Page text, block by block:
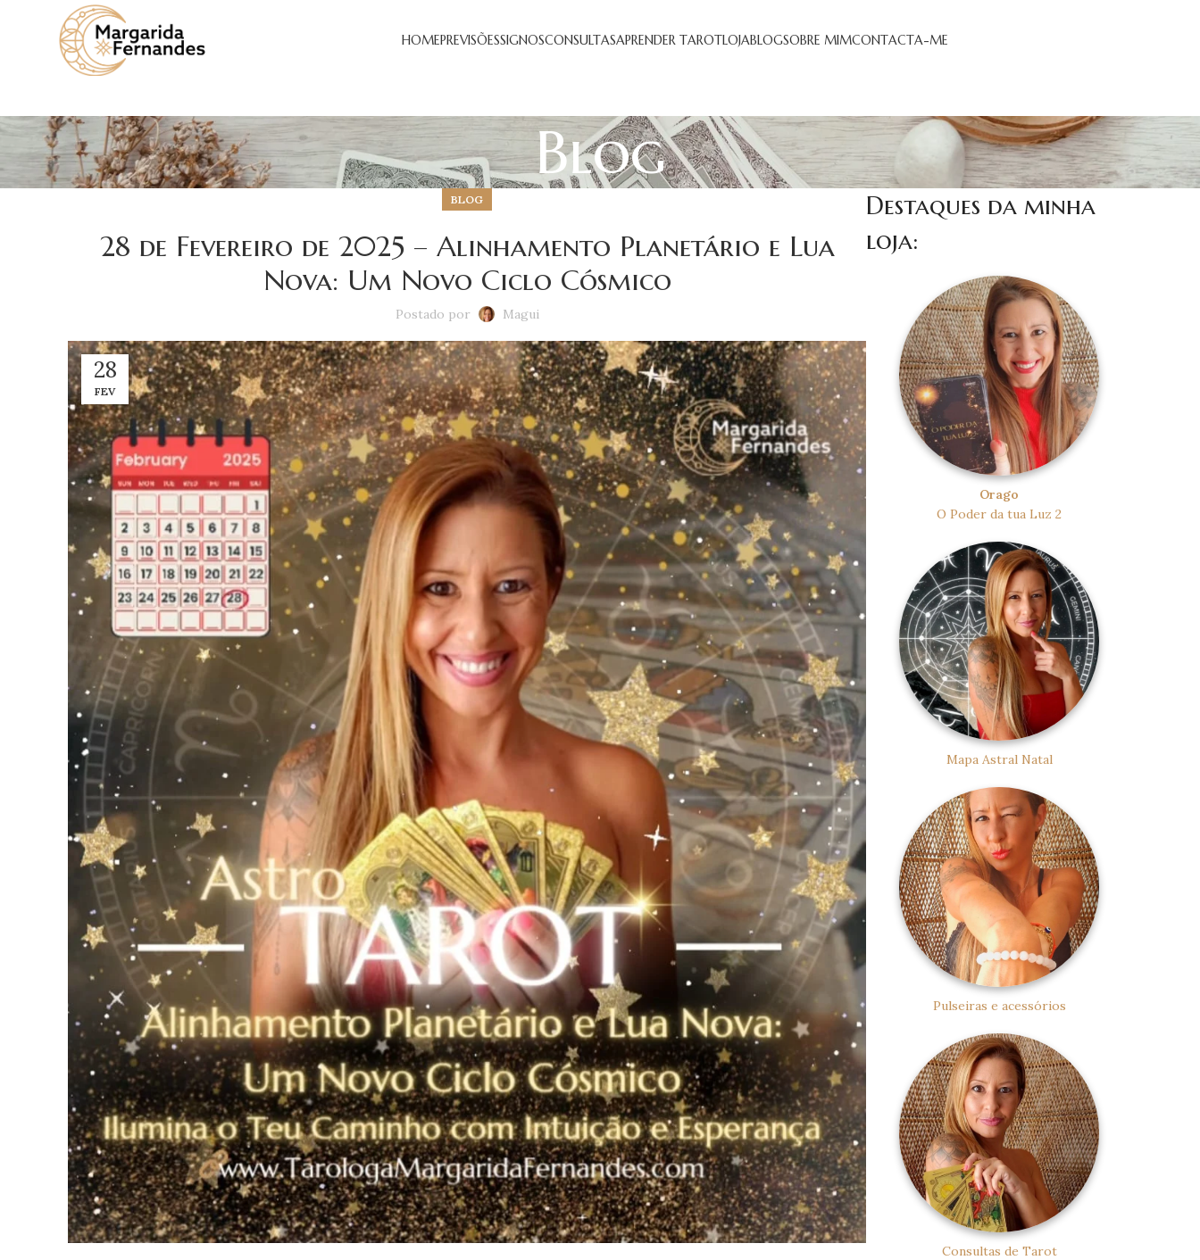
HOMEPREVISÕESSIGNOSCONSULTASAPRENDER TAROTLOJABLOGSOBRE MIMCONTACTA-ME
Blog
BLOG
28 de Fevereiro de 2025 – Alinhamento Planetário e Lua
Nova: Um Novo Ciclo Cósmico
Postado por Magui
28
FEV
Destaques da minha
loja:
Orago
O Poder da tua Luz 2
Mapa Astral Natal
Pulseiras e acessórios
Consultas de Tarot